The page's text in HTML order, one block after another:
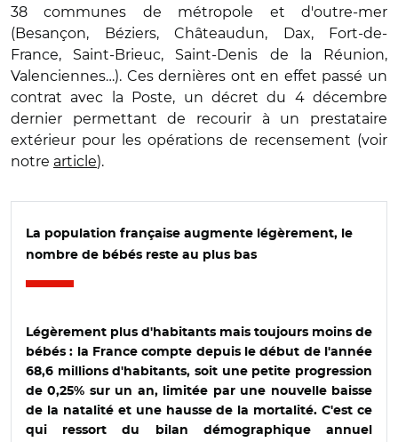
38 communes de métropole et d'outre-mer
(Besançon, Béziers, Châteaudun, Dax, Fort-de-
France, Saint-Brieuc, Saint-Denis de la Réunion,
Valenciennes…). Ces dernières ont en effet passé un
contrat avec la Poste, un décret du 4 décembre
dernier permettant de recourir à un prestataire
extérieur pour les opérations de recensement (voir
notre article).
La population française augmente légèrement, le
nombre de bébés reste au plus bas
Légèrement plus d'habitants mais toujours moins de
bébés : la France compte depuis le début de l'année
68,6 millions d'habitants, soit une petite progression
de 0,25% sur un an, limitée par une nouvelle baisse
de la natalité et une hausse de la mortalité. C'est ce
qui ressort du bilan démographique annuel